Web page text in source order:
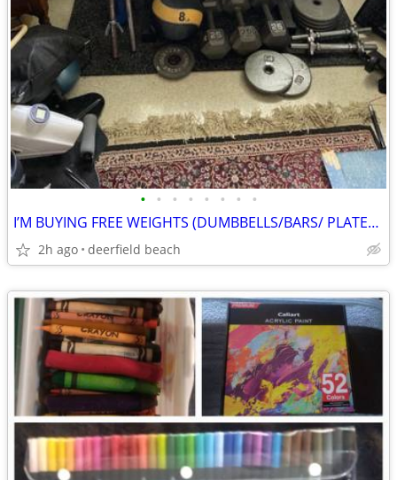
• • • • • • • •
I’M BUYING FREE WEIGHTS (DUMBBELLS/BARS/ PLATES/BENCHES/KETTLEBELLS
2h ago deerfield beach